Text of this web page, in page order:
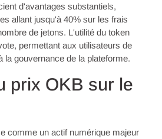
d'avantages substantiels,
allant jusqu'à 40% sur les frais
de jetons. L'utilité du token
permettant aux utilisateurs de
la gouvernance de la plateforme.
prix OKB sur le
comme un actif numérique majeur